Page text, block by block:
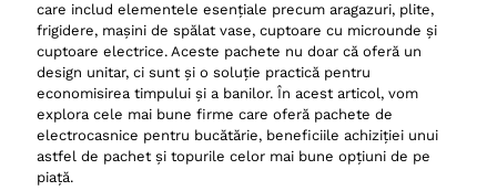
care includ elementele esențiale precum aragazuri, plite,
frigidere, mașini de spălat vase, cuptoare cu microunde și
cuptoare electrice. Aceste pachete nu doar că oferă un
design unitar, ci sunt și o soluție practică pentru
economisirea timpului și a banilor. În acest articol, vom
explora cele mai bune firme care oferă pachete de
electrocasnice pentru bucătărie, beneficiile achiziției unui
astfel de pachet și topurile celor mai bune opțiuni de pe
piață.